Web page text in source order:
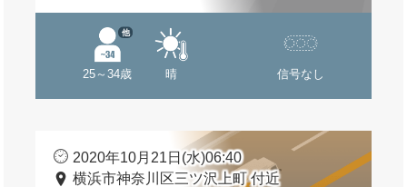
25～34歳
他
晴 信号なし
2020年10月21日(水)06:40
横浜市神奈川区三ツ沢上町 付近